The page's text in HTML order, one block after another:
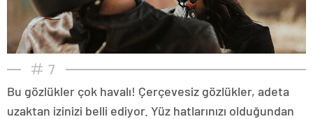
7
Bu gözlükler çok havalı! Çerçevesiz gözlükler, adeta
uzaktan izinizi belli ediyor. Yüz hatlarınızı olduğundan